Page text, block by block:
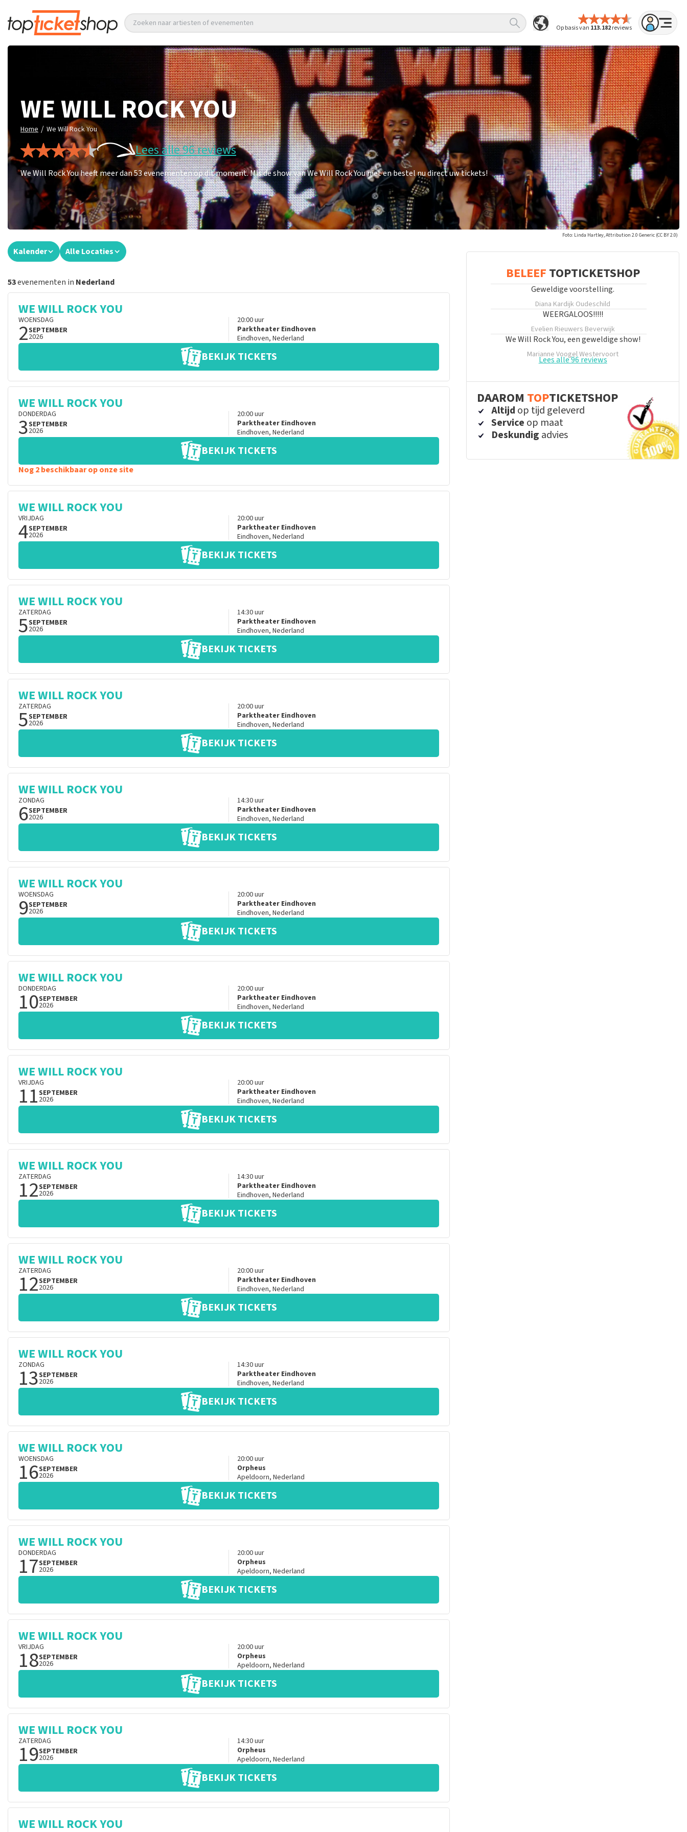
Op basis van 113.182reviews
Zoeken naar artiesten of evenementen
WE WILL ROCK YOU
Home / We Will Rock You
Lees alle 96 reviews
We Will Rock You heeft meer dan 53 evenementen op dit moment. Mis de show van We Will Rock You niet en bestel nu direct uw tickets!
Foto: Linda Hartley, Attribution 2.0 Generic (CC BY 2.0)
Kalender Alle Locaties
53evenementen in Nederland
WE WILL ROCK YOU
WOENSDAG
2SEPTEMBER
2026
20:00uur
Parktheater Eindhoven
Eindhoven, Nederland
BEKIJK TICKETS
WE WILL ROCK YOU
DONDERDAG
3SEPTEMBER
2026
20:00uur
Parktheater Eindhoven
Eindhoven, Nederland
BEKIJK TICKETS
Nog 2 beschikbaar op onze site
WE WILL ROCK YOU
VRIJDAG
4SEPTEMBER
2026
20:00uur
Parktheater Eindhoven
Eindhoven, Nederland
BEKIJK TICKETS
WE WILL ROCK YOU
ZATERDAG
5SEPTEMBER
2026
14:30uur
Parktheater Eindhoven
Eindhoven, Nederland
BEKIJK TICKETS
WE WILL ROCK YOU
ZATERDAG
5SEPTEMBER
2026
20:00uur
Parktheater Eindhoven
Eindhoven, Nederland
BEKIJK TICKETS
WE WILL ROCK YOU
ZONDAG
6SEPTEMBER
2026
14:30uur
Parktheater Eindhoven
Eindhoven, Nederland
BEKIJK TICKETS
WE WILL ROCK YOU
WOENSDAG
9SEPTEMBER
2026
20:00uur
Parktheater Eindhoven
Eindhoven, Nederland
BEKIJK TICKETS
WE WILL ROCK YOU
DONDERDAG
10SEPTEMBER
2026
20:00uur
Parktheater Eindhoven
Eindhoven, Nederland
BEKIJK TICKETS
WE WILL ROCK YOU
VRIJDAG
11SEPTEMBER
2026
20:00uur
Parktheater Eindhoven
Eindhoven, Nederland
BEKIJK TICKETS
WE WILL ROCK YOU
ZATERDAG
12SEPTEMBER
2026
14:30uur
Parktheater Eindhoven
Eindhoven, Nederland
BEKIJK TICKETS
WE WILL ROCK YOU
ZATERDAG
12SEPTEMBER
2026
20:00uur
Parktheater Eindhoven
Eindhoven, Nederland
BEKIJK TICKETS
WE WILL ROCK YOU
ZONDAG
13SEPTEMBER
2026
14:30uur
Parktheater Eindhoven
Eindhoven, Nederland
BEKIJK TICKETS
WE WILL ROCK YOU
WOENSDAG
16SEPTEMBER
2026
20:00uur
Orpheus
Apeldoorn, Nederland
BEKIJK TICKETS
WE WILL ROCK YOU
DONDERDAG
17SEPTEMBER
2026
20:00uur
Orpheus
Apeldoorn, Nederland
BEKIJK TICKETS
WE WILL ROCK YOU
VRIJDAG
18SEPTEMBER
2026
20:00uur
Orpheus
Apeldoorn, Nederland
BEKIJK TICKETS
WE WILL ROCK YOU
ZATERDAG
19SEPTEMBER
2026
14:30uur
Orpheus
Apeldoorn, Nederland
BEKIJK TICKETS
WE WILL ROCK YOU
BELEEF TOPTICKETSHOP
Geweldige voorstelling.
Diana Kardijk Oudeschild
WEERGALOOS!!!!!
Evelien Rieuwers Beverwijk
We Will Rock You, een geweldige show!
Marianne VoogelWestervoort
Lees alle 96 reviews
DAAROM TOPTICKETSHOP
Altijd op tijd geleverd
Service op maat
Deskundig advies